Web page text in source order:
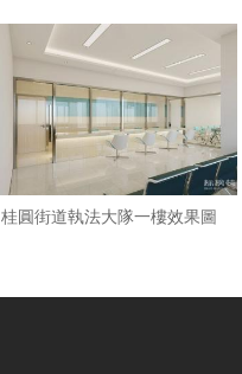
桂圓街道執法大隊一樓效果圖